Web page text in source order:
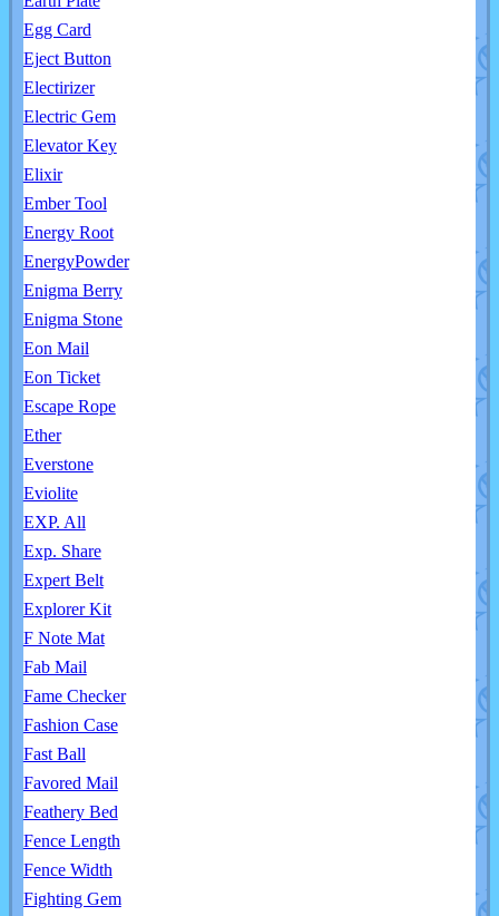
Egg Card
Eject Button
Electirizer
Electric Gem
Elevator Key
Elixir
Ember Tool
Energy Root
EnergyPowder
Enigma Berry
Enigma Stone
Eon Mail
Eon Ticket
Escape Rope
Ether
Everstone
Eviolite
EXP. All
Exp. Share
Expert Belt
Explorer Kit
F Note Mat
Fab Mail
Fame Checker
Fashion Case
Fast Ball
Favored Mail
Feathery Bed
Fence Length
Fence Width
Fighting Gem